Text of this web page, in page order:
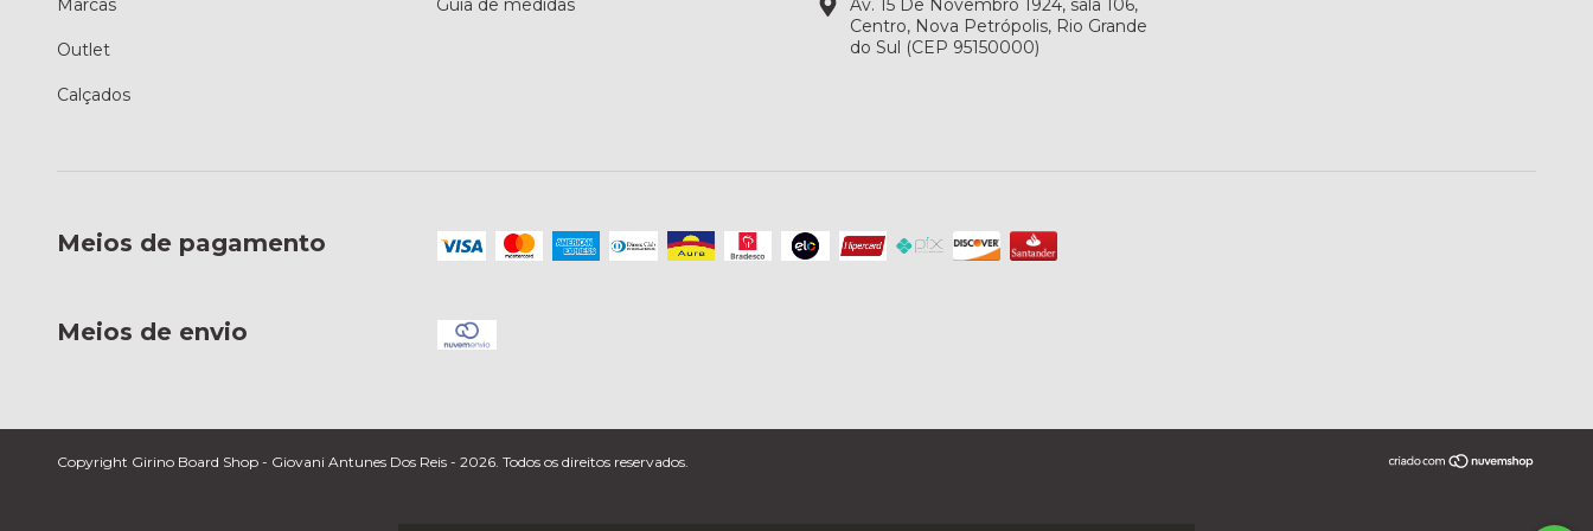
Marcas
Outlet
Calçados
Guia de medidas
Av. 15 De Novembro 1924, sala 106,
Centro, Nova Petrópolis, Rio Grande
do Sul (CEP 95150000)
Meios de pagamento
Meios de envio
Copyright Girino Board Shop - Giovani Antunes Dos Reis - 2026. Todos os direitos reservados.